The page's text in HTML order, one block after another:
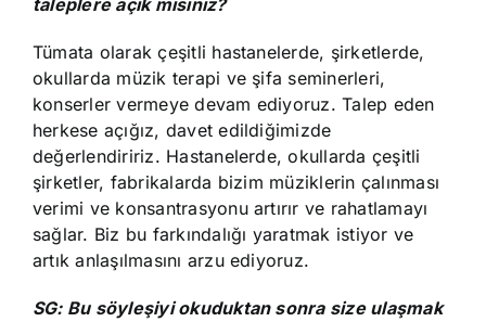
taleplere açık mısınız?
Tümata olarak çeşitli hastanelerde, şirketlerde,
okullarda müzik terapi ve şifa seminerleri,
konserler vermeye devam ediyoruz. Talep eden
herkese açığız, davet edildiğimizde
değerlendiririz. Hastanelerde, okullarda çeşitli
şirketler, fabrikalarda bizim müziklerin çalınması
verimi ve konsantrasyonu artırır ve rahatlamayı
sağlar. Biz bu farkındalığı yaratmak istiyor ve
artık anlaşılmasını arzu ediyoruz.
SG: Bu söyleşiyi okuduktan sonra size ulaşmak